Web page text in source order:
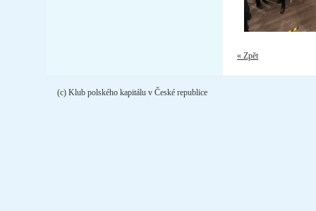
« Zpět
(c) Klub polského kapitálu v České republice